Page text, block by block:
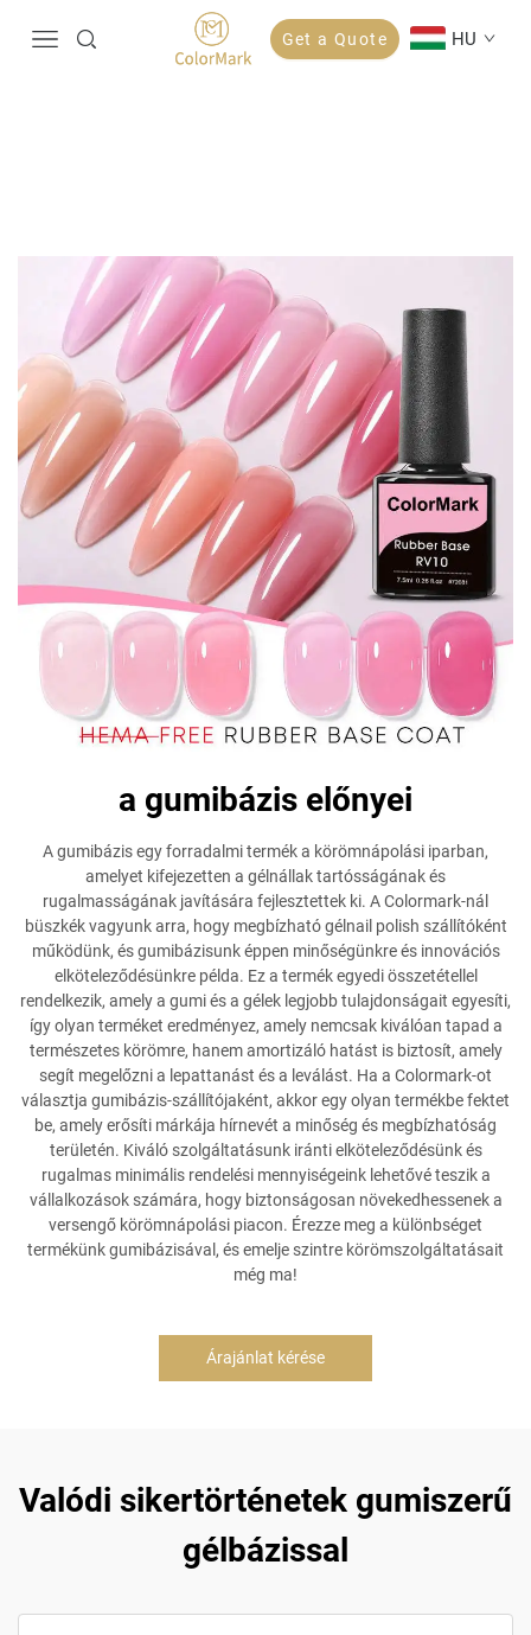
Get a Quote HU
a gumibázis előnyei
A gumibázis egy forradalmi termék a körömnápolási iparban,
amelyet kifejezetten a gélnállak tartósságának és
rugalmasságának javítására fejlesztettek ki. A Colormark-nál
büszkék vagyunk arra, hogy megbízható gélnail polish szállítóként
működünk, és gumibázisunk éppen minőségünkre és innovációs
elköteleződésünkre példa. Ez a termék egyedi összetétellel
rendelkezik, amely a gumi és a gélek legjobb tulajdonságait egyesíti,
így olyan terméket eredményez, amely nemcsak kiválóan tapad a
természetes körömre, hanem amortizáló hatást is biztosít, amely
segít megelőzni a lepattanást és a leválást. Ha a Colormark-ot
választja gumibázis-szállítójaként, akkor egy olyan termékbe fektet
be, amely erősíti márkája hírnevét a minőség és megbízhatóság
területén. Kiváló szolgáltatásunk iránti elköteleződésünk és
rugalmas minimális rendelési mennyiségeink lehetővé teszik a
vállalkozások számára, hogy biztonságosan növekedhessenek a
versengő körömnápolási piacon. Érezze meg a különbséget
termékünk gumibázisával, és emelje szintre körömszolgáltatásait
még ma!
Árajánlat kérése
Valódi sikertörténetek gumiszerű
gélbázissal